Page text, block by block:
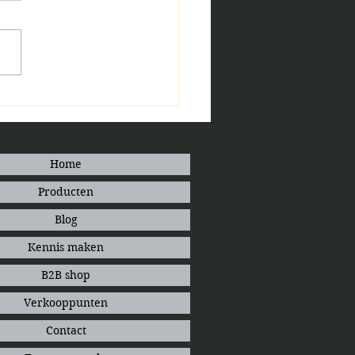
Kamille
Home
Producten
Blog
Kennis maken
B2B shop
Verkooppunten
Contact